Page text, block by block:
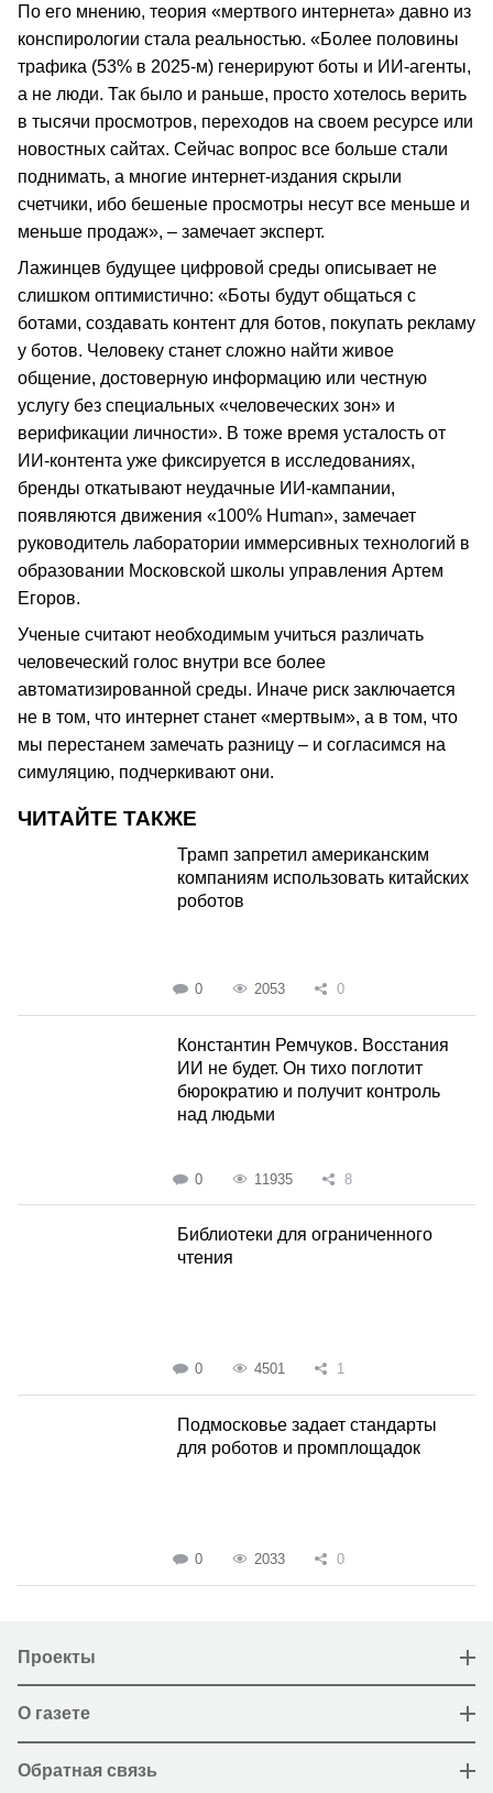
По его мнению, теория «мертвого интернета» давно из
конспирологии стала реальностью. «Более половины
трафика (53% в 2025-м) генерируют боты и ИИ-агенты,
а не люди. Так было и раньше, просто хотелось верить
в тысячи просмотров, переходов на своем ресурсе или
новостных сайтах. Сейчас вопрос все больше стали
поднимать, а многие интернет-издания скрыли
счетчики, ибо бешеные просмотры несут все меньше и
меньше продаж», – замечает эксперт.
Лажинцев будущее цифровой среды описывает не
слишком оптимистично: «Боты будут общаться с
ботами, создавать контент для ботов, покупать рекламу
у ботов. Человеку станет сложно найти живое
общение, достоверную информацию или честную
услугу без специальных «человеческих зон» и
верификации личности». В тоже время усталость от
ИИ-контента уже фиксируется в исследованиях,
бренды откатывают неудачные ИИ-кампании,
появляются движения «100% Human», замечает
руководитель лаборатории иммерсивных технологий в
образовании Московской школы управления Артем
Егоров.
Ученые считают необходимым учиться различать
человеческий голос внутри все более
автоматизированной среды. Иначе риск заключается
не в том, что интернет станет «мертвым», а в том, что
мы перестанем замечать разницу – и согласимся на
симуляцию, подчеркивают они.
ЧИТАЙТЕ ТАКЖЕ
Трамп запретил американским
компаниям использовать китайских
роботов
0 2053 0
Константин Ремчуков. Восстания
ИИ не будет. Он тихо поглотит
бюрократию и получит контроль
над людьми
0 11935 8
Библиотеки для ограниченного
чтения
0 4501 1
Подмосковье задает стандарты
для роботов и промплощадок
0 2033 0
Проекты
О газете
Обратная связь